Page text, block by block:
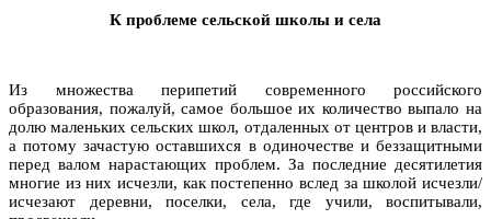
К проблеме сельской школы и села
Из множества перипетий современного российского
образования, пожалуй, самое большое их количество выпало на
долю маленьких сельских школ, отдаленных от центров и власти,
а потому зачастую оставшихся в одиночестве и беззащитными
перед валом нарастающих проблем. За последние десятилетия
многие из них исчезли, как постепенно вслед за школой исчезли/
исчезают деревни, поселки, села, где учили, воспитывали,